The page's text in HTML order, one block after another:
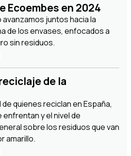
Ecoembes en 2024
juntos hacia la
de los envases, enfocados a
sin residuos.
de la
quienes reciclan en España,
y el nivel de
sobre los residuos que van
amarillo.